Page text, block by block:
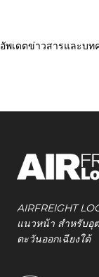
อัพเดตข่าวสารและบท
AIRFREIGHT
แนวหน้า สำหรับอุ
ตะวันออกเฉียงใต้